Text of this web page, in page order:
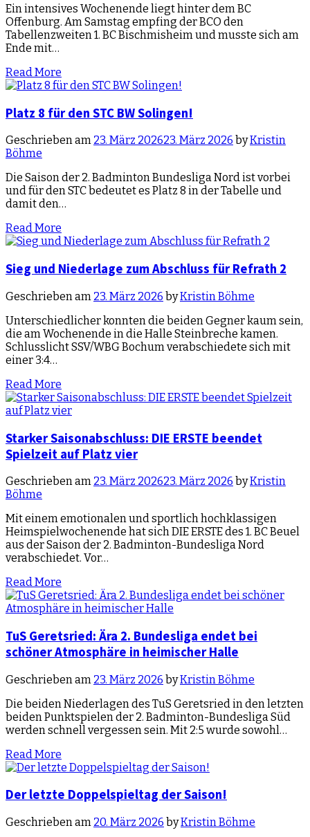
Ein intensives Wochenende liegt hinter dem BC
Offenburg. Am Samstag empfing der BCO den
Tabellenzweiten 1. BC Bischmisheim und musste sich am
Ende mit…
Read More
Platz 8 für den STC BW Solingen!
Geschrieben am 23. März 202623. März 2026 byKristin
Böhme
Die Saison der 2. Badminton Bundesliga Nord ist vorbei
und für den STC bedeutet es Platz 8 in der Tabelle und
damit den…
Read More
Sieg und Niederlage zum Abschluss für Refrath 2
Geschrieben am 23. März 2026 byKristin Böhme
Unterschiedlicher konnten die beiden Gegner kaum sein,
die am Wochenende in die Halle Steinbreche kamen.
Schlusslicht SSV/WBG Bochum verabschiedete sich mit
einer 3:4…
Read More
Starker Saisonabschluss: DIE ERSTE beendet
Spielzeit auf Platz vier
Geschrieben am 23. März 202623. März 2026 byKristin
Böhme
Mit einem emotionalen und sportlich hochklassigen
Heimspielwochenende hat sich DIE ERSTE des 1. BC Beuel
aus der Saison der 2. Badminton-Bundesliga Nord
verabschiedet. Vor…
Read More
TuS Geretsried: Ära 2. Bundesliga endet bei
schöner Atmosphäre in heimischer Halle
Geschrieben am 23. März 2026 byKristin Böhme
Die beiden Niederlagen des TuS Geretsried in den letzten
beiden Punktspielen der 2. Badminton-Bundesliga Süd
werden schnell vergessen sein. Mit 2:5 wurde sowohl…
Read More
Der letzte Doppelspieltag der Saison!
Geschrieben am 20. März 2026 byKristin Böhme